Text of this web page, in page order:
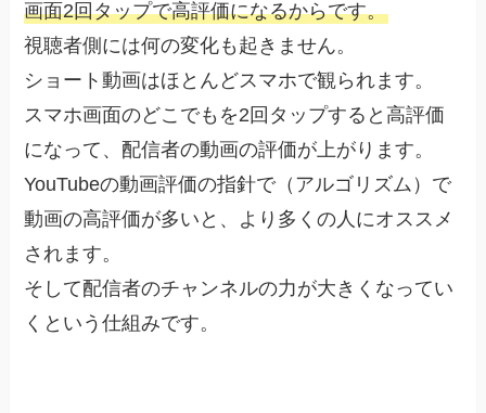
画面2回タップで高評価になるからです。
視聴者側には何の変化も起きません。
ショート動画はほとんどスマホで観られます。
スマホ画面のどこでもを2回タップすると高評価
になって、配信者の動画の評価が上がります。
YouTubeの動画評価の指針で（アルゴリズム）で
動画の高評価が多いと、より多くの人にオススメ
されます。
そして配信者のチャンネルの力が大きくなってい
くという仕組みです。